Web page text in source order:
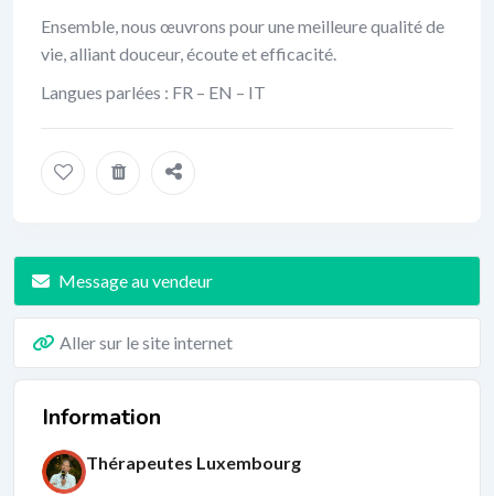
Ensemble, nous œuvrons pour une meilleure qualité de
vie, alliant douceur, écoute et efficacité.
Langues parlées : FR – EN – IT
Message au vendeur
Aller sur le site internet
Information
Thérapeutes Luxembourg